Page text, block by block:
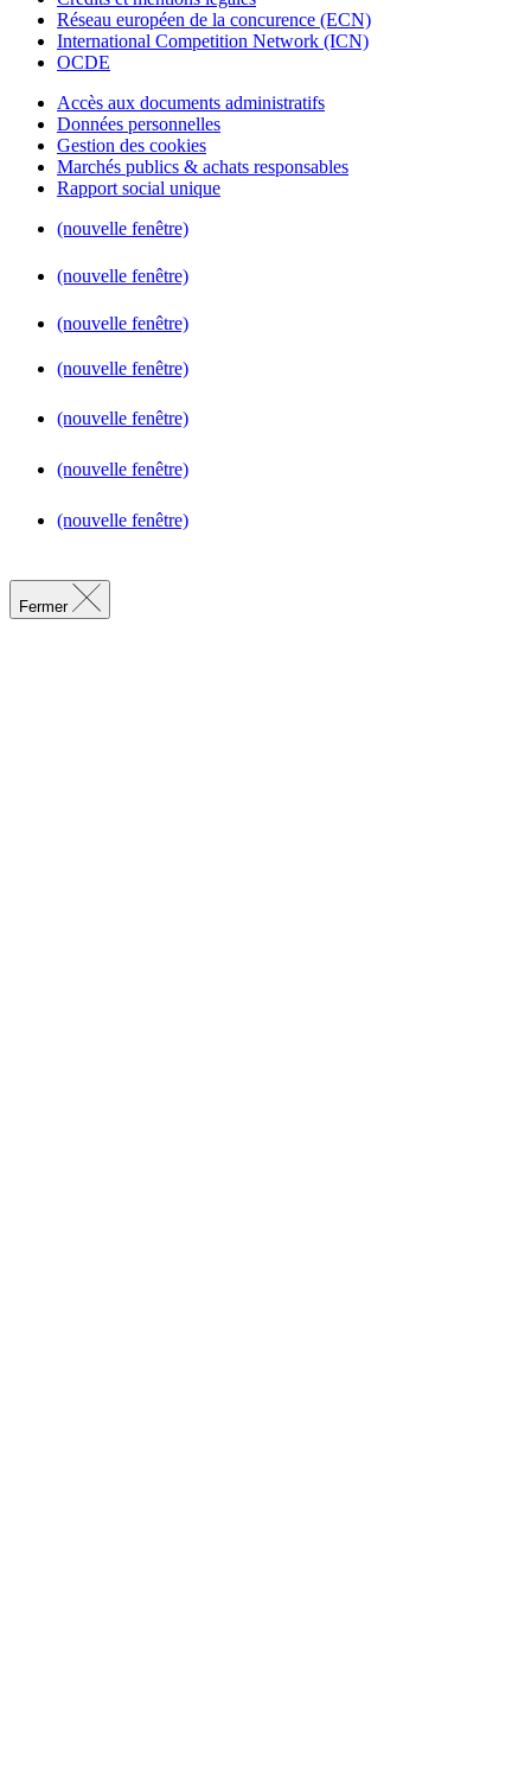
Réseau européen de la concurence (ECN)
International Competition Network (ICN)
OCDE
Accès aux documents administratifs
Données personnelles
Gestion des cookies
Marchés publics & achats responsables
Rapport social unique
(nouvelle fenêtre)
(nouvelle fenêtre)
(nouvelle fenêtre)
(nouvelle fenêtre)
(nouvelle fenêtre)
(nouvelle fenêtre)
(nouvelle fenêtre)
Fermer